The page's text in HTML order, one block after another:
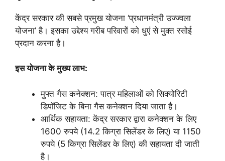
केंद्र सरकार की सबसे प्रमुख योजना ‘प्रधानमंत्री उज्ज्वला
योजना’ है। इसका उद्देश्य गरीब परिवारों को धुएं से मुक्त रसोई
प्रदान करना है।
इस योजना के मुख्य लाभ:
मुफ्त गैस कनेक्शन: पात्र महिलाओं को सिक्योरिटी
डिपॉजिट के बिना गैस कनेक्शन दिया जाता है।
आर्थिक सहायता: केंद्र सरकार द्वारा कनेक्शन के लिए
1600 रुपये (14.2 किग्रा सिलेंडर के लिए) या 1150
रुपये (5 किग्रा सिलेंडर के लिए) की सहायता दी जाती
है।